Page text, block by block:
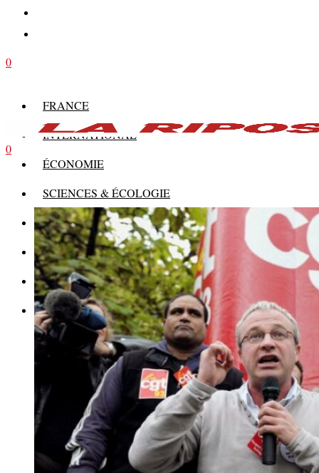
0
FRANCE
INTERNATIONAL
ÉCONOMIE
SCIENCES & ÉCOLOGIE
HISTOIRE
THÉORIE
CULTURE
MULTIMÉDIAS
0